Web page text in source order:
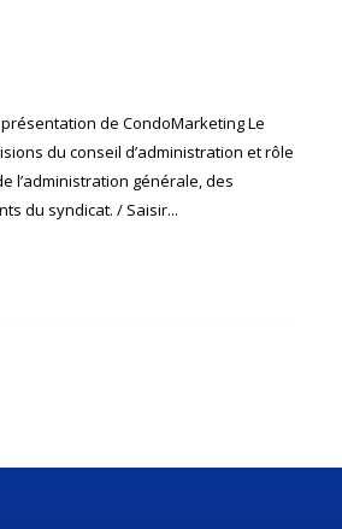
de CondoMarketing Le
du conseil d’administration et rôle
l’administration générale, des
du syndicat. / Saisir...